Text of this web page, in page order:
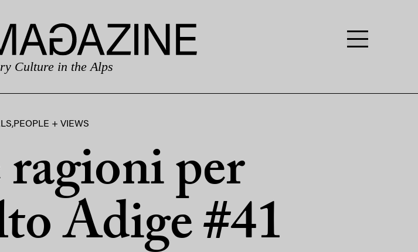
Culture in the Alps
,PEOPLE + VIEWS
ragioni per
Adige #41